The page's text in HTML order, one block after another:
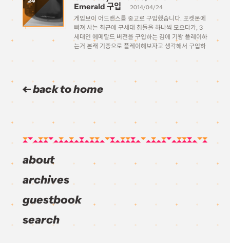
Emerald 구입
2014/04/24
게임보이 어드밴스를 중고로 구입했습니다. 포켓몬에
빠져 사는 최근에 구세대 칩들을 하나씩 모으다가, 3
세대인 에메랄드 버전을 구입하는 김에 기왕 플레이하
는거 본래 기종으로 플레이해보자고 생각해서 구입하
back to home
about
archives
guestbook
search